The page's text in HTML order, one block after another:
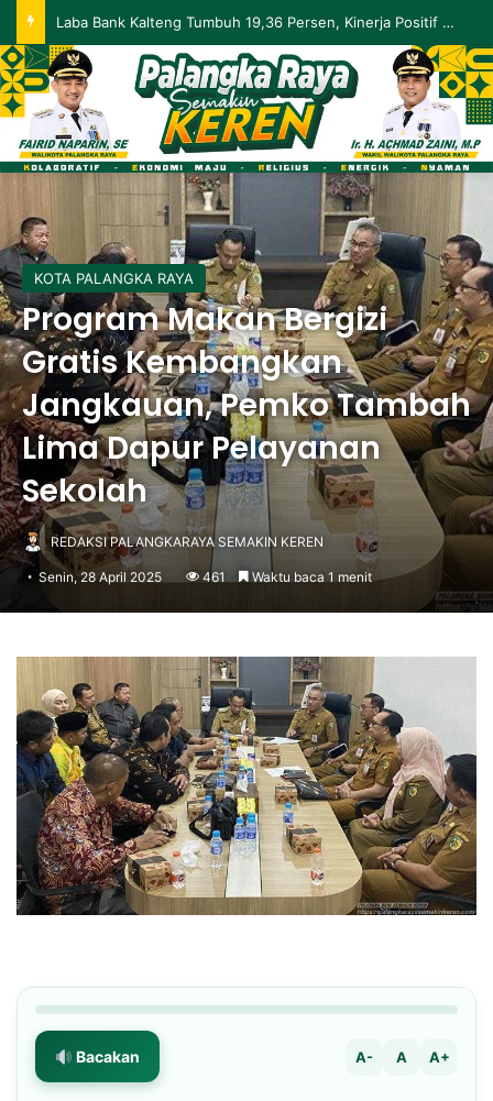
Palangka Raya Perluas Digitalisasi Perlindungan Sosial, Perkuat Akurasi Data dan Penyaluran Bansos
KOTA PALANGKA RAYA
Program Makan Bergizi
Gratis Kembangkan
Jangkauan, Pemko Tambah
Lima Dapur Pelayanan
Sekolah
REDAKSI PALANGKARAYA SEMAKIN KEREN
Senin, 28 April 2025 461 Waktu baca 1 menit
Bacakan A- A A+